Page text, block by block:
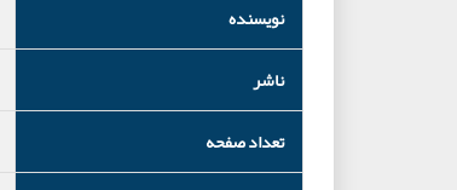
نویسنده
ناشر
تعداد صفحه